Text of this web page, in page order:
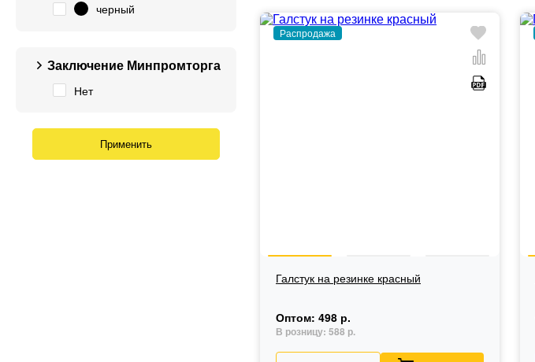
черный
Заключение Минпромторга
Нет
Распродажа
Галстук на резинке красный
Оптом: 498 р.
В розницу: 588 р.